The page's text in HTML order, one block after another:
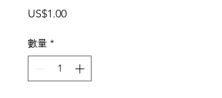
US$1.00價
數量 *